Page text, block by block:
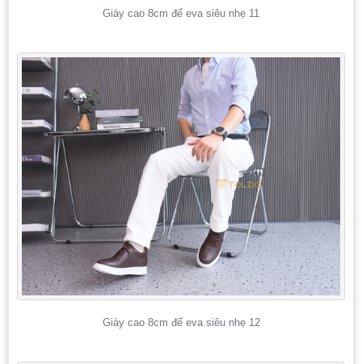
Giày cao 8cm đế eva siêu nhẹ 11
Giày cao 8cm đế eva siêu nhẹ 12